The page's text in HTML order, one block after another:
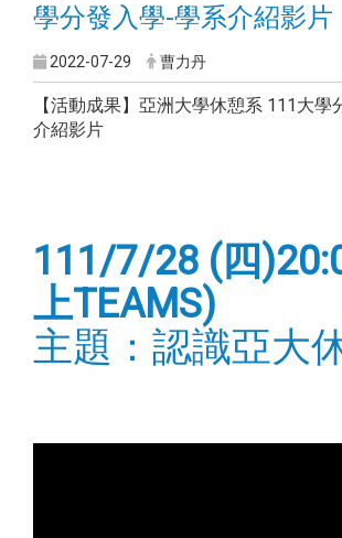
學分發入學-學系介紹影片
2022-07-29 曹力丹
【活動成果】亞洲大學休憩系 111大學
介紹影片
111/7/28 (四
上TEAMS)
主題：認識亞大